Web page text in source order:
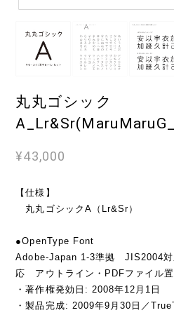
丸丸ゴシック
¥43,000
【仕様】
丸丸ゴシックA（Lr&Sr）
●OpenType Font
Adobe-Japan 1-3準拠 JIS2004
応 アウトライン・PDFファイル
・著作権発効日: 2008年12月1日
・製品完成: 2009年9月30日／